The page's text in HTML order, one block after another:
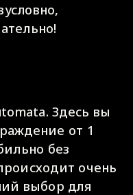
Здесь вы
от 1
без
очень
выбор для